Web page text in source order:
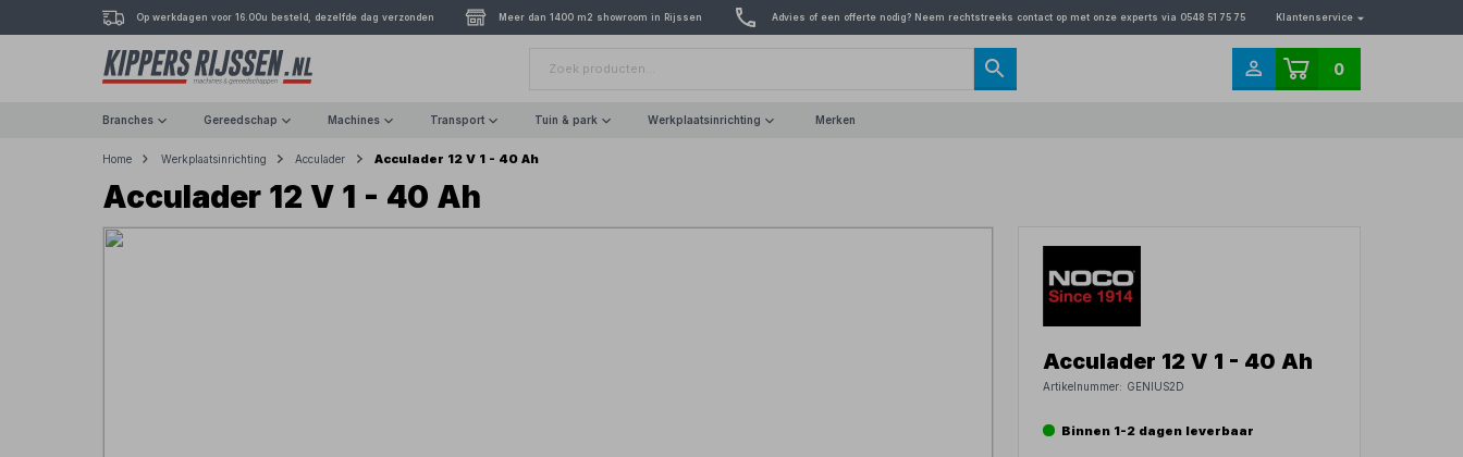
Op werkdagen voor 16.00u besteld, dezelfde dag verzonden Meer dan 1400 m2 showroom in Rijssen Advies of een offerte nodig? Neem rechtstreeks contact op met onze experts via 0548 51 75 75 Klantenservice
0
Branches Gereedschap Machines Transport Tuin & park Werkplaatsinrichting Merken
Home Werkplaatsinrichting Acculader Acculader 12 V 1 - 40 Ah
Acculader 12 V 1 - 40 Ah
Acculader 12 V 1 - 40 Ah
Artikelnummer: GENIUS2D
Binnen 1-2 dagen leverbaar